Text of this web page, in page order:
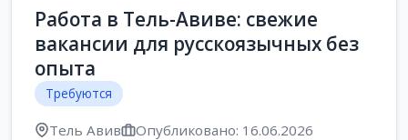
Работа в Тель-Авиве: свежие
вакансии для русскоязычных без
опыта
Требуются
Тель Авив Опубликовано: 16.06.2026